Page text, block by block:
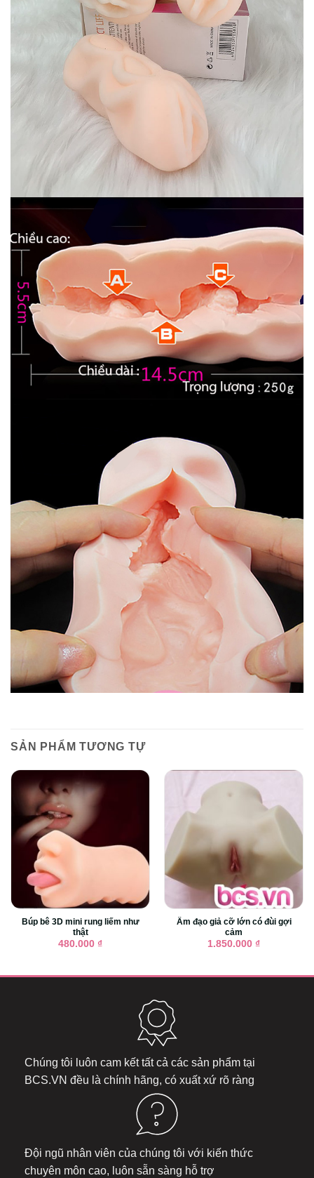
SẢN PHẨM TƯƠNG TỰ
Búp bê 3D mini rung liếm như
thật
480.000 ₫
Âm đạo giả cỡ lớn có đùi gợi
cảm
1.850.000 ₫
Chúng tôi luôn cam kết tất cả các sản phẩm tại
BCS.VN đều là chính hãng, có xuất xứ rõ ràng
Đội ngũ nhân viên của chúng tôi với kiến thức
chuyên môn cao, luôn sẵn sàng hỗ trợ